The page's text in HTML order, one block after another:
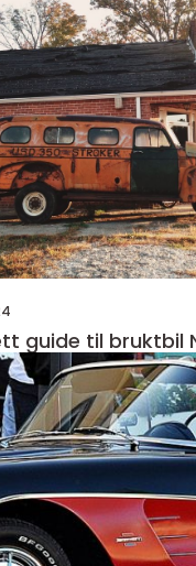
guide til bruktbil